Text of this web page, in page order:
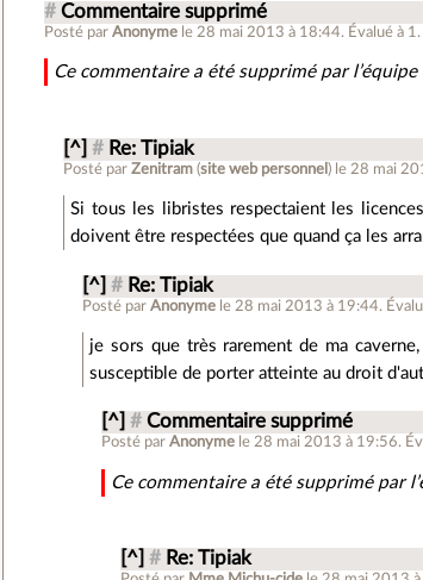
# Commentaire supprimé
Posté parAnonyme le 28 mai 2013 à 18:44. Évalué à 1 .
Ce commentaire a été supprimé par
[^] # Re: Tipiak
Posté parZenitram (site web personnel ) le 28 mai
Si tous les libristes respectaient les
doivent être respectées que quand ça les
[^] # Re: Tipiak
Posté parAnonyme le 28 mai 2013 à 19:44.
je sors que très rarement de ma
susceptible de porter atteinte au droit
[^] # Commentaire supprimé
Posté parAnonyme le 28 mai 2013 à 19:56.
Ce commentaire a été supprimé par
[^] # Re: Tipiak